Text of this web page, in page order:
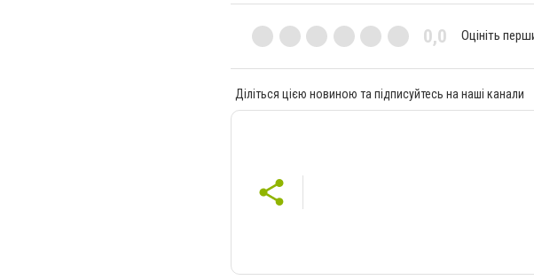
0,0 Оцініть
Діліться цією новиною та підписуйтесь на наші канали